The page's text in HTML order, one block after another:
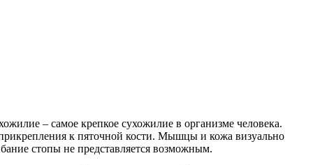
– самое крепкое сухожилие в организме человека.
к пяточной кости. Мышцы и кожа визуально
стопы не представляется возможным.